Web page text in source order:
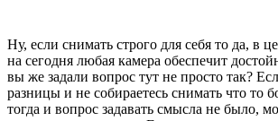
Ну, если снимать строго для себя то да, в
на сегодня любая камера обеспечит
вы же задали вопрос тут не просто так?
разницы и не собираетесь снимать что то
тогда и вопрос задавать смысла не было,